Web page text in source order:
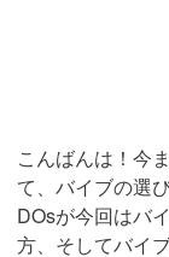
こんばんは！今
て、バイブの選
DOsが今回はバ
方、そしてバイ